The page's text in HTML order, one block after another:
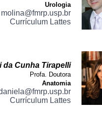
Urologia
molina@fmrp.usp.br
Currículum Lattes
da Cunha Tirapelli
Profa. Doutora
Anatomia
Currículum Lattes